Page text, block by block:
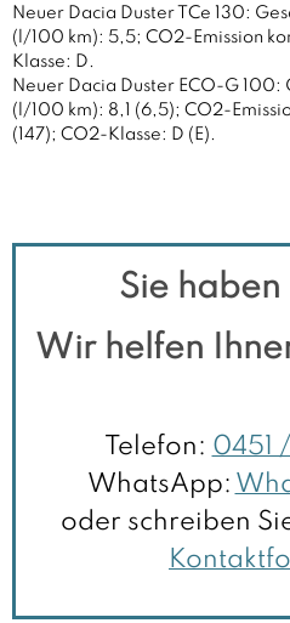
Neuer Dacia Duster TCe 130:
(l/100 km): 5,5; CO2-Emission
Klasse: D.
Neuer Dacia Duster ECO-G
(l/100 km): 8,1 (6,5); CO2-
(147); CO2-Klasse: D (E).
Sie
Wir helfen
Telefon: 0451
WhatsApp:
oder schreiben